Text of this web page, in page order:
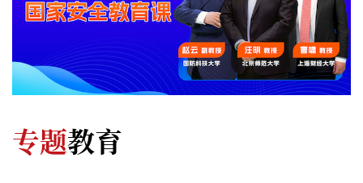
专题教育